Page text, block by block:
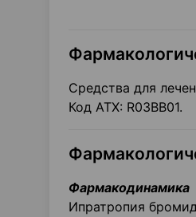
Средства для
Код АТХ: R03BB01.
Фармакодинамика
Ипратропия